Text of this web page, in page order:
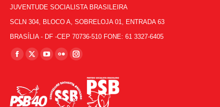
JUVENTUDE SOCIALISTA BRASILEIRA
SCLN 304, BLOCO A, SOBRELOJA 01, ENTRADA 63
BRASÍLIA - DF -CEP 70736-510 FONE: 61 3327-6405
Encontre-nos em:
Facebook
opens
in
X
opens
in
YouTube
opens
in
Flickr
opens
in
Instagram
opens
in